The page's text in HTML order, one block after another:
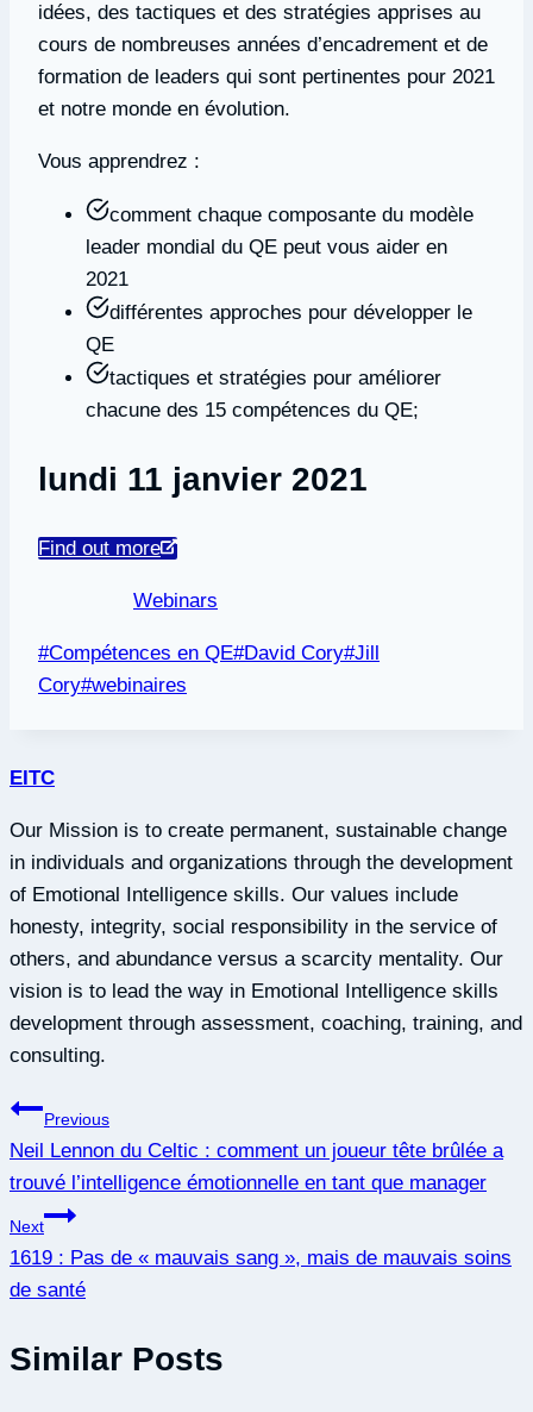
idées, des tactiques et des stratégies apprises au
cours de nombreuses années d’encadrement et de
formation de leaders qui sont pertinentes pour 2021
et notre monde en évolution.
Vous apprendrez :
comment chaque composante du modèle
leader mondial du QE peut vous aider en
2021
différentes approches pour développer le
QE
tactiques et stratégies pour améliorer
chacune des 15 compétences du QE;
lundi 11 janvier 2021
Find out more
Webinars
Post
Tags:
#Compétences en QE#David Cory#Jill
Cory#webinaires
EITC
Our Mission is to create permanent, sustainable change
in individuals and organizations through the development
of Emotional Intelligence skills. Our values include
honesty, integrity, social responsibility in the service of
others, and abundance versus a scarcity mentality. Our
vision is to lead the way in Emotional Intelligence skills
development through assessment, coaching, training, and
consulting.
Navigation
de
l'article
Previous
Neil Lennon du Celtic : comment un joueur tête brûlée a
trouvé l’intelligence émotionnelle en tant que manager
Next
1619 : Pas de « mauvais sang », mais de mauvais soins
de santé
Similar Posts